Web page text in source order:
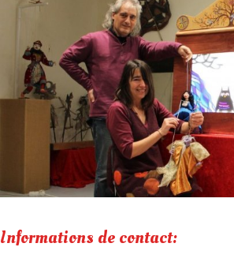
Informations de contact: